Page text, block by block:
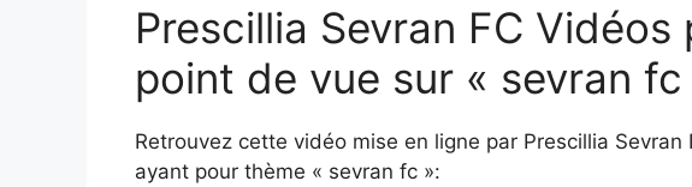
Prescillia Sevran FC
point de vue sur « sevran fc
Retrouvez cette vidéo mise en ligne par Prescillia
ayant pour thème « sevran fc »: